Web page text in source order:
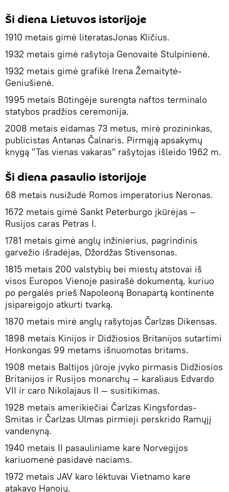
Ši diena Lietuvos istorijoje
1910 metais gimė literatasJonas Kličius.
1932 metais gimė rašytoja Genovaitė Stulpinienė.
1932 metais gimė grafikė Irena Žemaitytė-
Geniušienė.
1995 metais Būtingėje surengta naftos terminalo
statybos pradžios ceremonija.
2008 metais eidamas 73 metus, mirė prozininkas,
publicistas Antanas Čalnaris. Pirmąją apsakymų
knygą "Tas vienas vakaras" rašytojas išleido 1962 m.
Ši diena pasaulio istorijoje
68 metais nusižudė Romos imperatorius Neronas.
1672 metais gimė Sankt Peterburgo įkūrėjas –
Rusijos caras Petras I.
1781 metais gimė anglų inžinierius, pagrindinis
garvežio išradėjas, Džordžas Stivensonas.
1815 metais 200 valstybių bei miestų atstovai iš
visos Europos Vienoje pasirašė dokumentą, kuriuo
po pergalės prieš Napoleoną Bonapartą kontinente
įsipareigojo atkurti tvarką.
1870 metais mirė anglų rašytojas Čarlzas Dikensas.
1898 metais Kinijos ir Didžiosios Britanijos sutartimi
Honkongas 99 metams išnuomotas britams.
1908 metais Baltijos jūroje įvyko pirmasis Didžiosios
Britanijos ir Rusijos monarchų — karaliaus Edvardo
VII ir caro Nikolajaus II — susitikimas.
1928 metais amerikiečiai Čarlzas Kingsfordas-
Smitas ir Čarlzas Ulmas pirmieji perskrido Ramųjį
vandenyną.
1940 metais II pasauliniame kare Norvegijos
kariuomenė pasidavė naciams.
1972 metais JAV karo lėktuvai Vietnamo kare
atakavo Hanojų.